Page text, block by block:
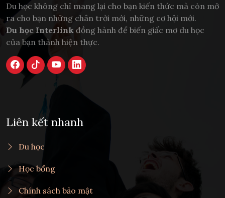
Du học không chỉ mang lại cho bạn kiến thức mà còn mở
ra cho bạn những chân trời mới, những cơ hội mới.
Du học Interlink đồng hành để biến giấc mơ du học
của bạn thành hiện thực.
Liên kết nhanh
Du học
Học bổng
Chính sách bảo mật